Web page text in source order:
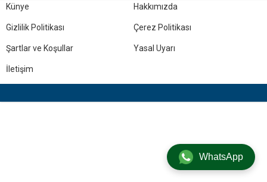
Künye Hakkımızda
Gizlilik Politikası Çerez Politikası
Şartlar ve Koşullar Yasal Uyarı
İletişim
WhatsApp